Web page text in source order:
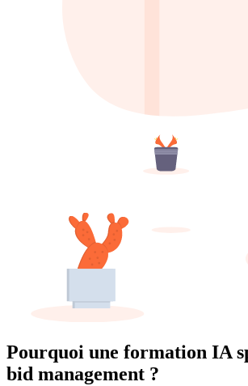
Pourquoi une formation IA
bid management ?